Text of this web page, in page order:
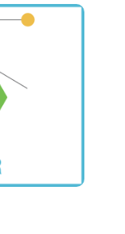
minor
l’utilizzo […]